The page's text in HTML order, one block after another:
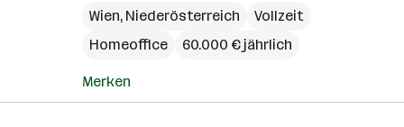
Wien, Niederösterreich
Vollzeit
Homeoffice
60.000 € jährlich
Merken